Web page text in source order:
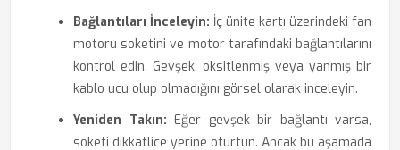
Bağlantıları İnceleyin: İç ünite kartı üzerindeki fan
motoru soketini ve motor tarafındaki bağlantılarını
kontrol edin. Gevşek, oksitlenmiş veya yanmış bir
kablo ucu olup olmadığını görsel olarak inceleyin.
Yeniden Takın: Eğer gevşek bir bağlantı varsa,
soketi dikkatlice yerine oturtun. Ancak bu aşamada